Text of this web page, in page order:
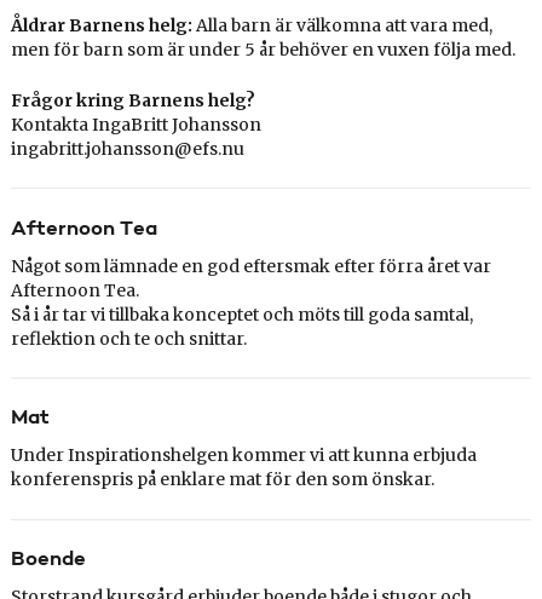
Åldrar Barnens helg: Alla barn är välkomna att vara med,
men för barn som är under 5 år behöver en vuxen följa med.
Frågor kring Barnens helg?
Kontakta IngaBritt Johansson
ingabritt.johansson@efs.nu
Afternoon Tea
Något som lämnade en god eftersmak efter förra året var
Afternoon Tea.
Så i år tar vi tillbaka konceptet och möts till goda samtal,
reflektion och te och snittar.
Mat
Under Inspirationshelgen kommer vi att kunna erbjuda
konferenspris på enklare mat för den som önskar.
Boende